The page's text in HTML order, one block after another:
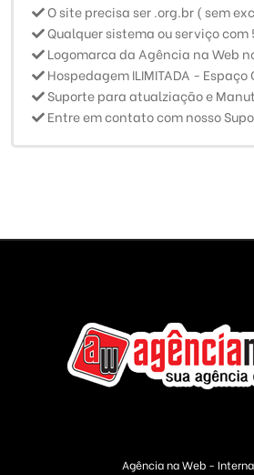
O site precisa ser .org.br ( sem
Qualquer sistema ou serviço com
Logomarca da Agência na Web
Hospedagem ILIMITADA -
Suporte para atualziação e
Entre em contato com nosso
Agência na Web -